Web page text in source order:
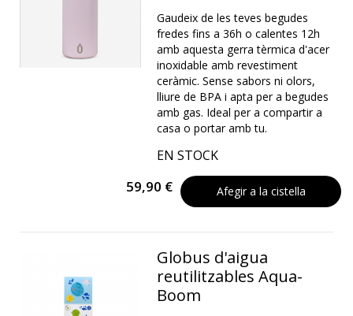
Gaudeix de les teves begudes
fredes fins a 36h o calentes 12h
amb aquesta gerra tèrmica d'acer
inoxidable amb revestiment
ceràmic. Sense sabors ni olors,
lliure de BPA i apta per a begudes
amb gas. Ideal per a compartir a
casa o portar amb tu.
EN STOCK
59,90 € Afegir a la cistella
Globus d'aigua
reutilitzables Aqua-
Boom